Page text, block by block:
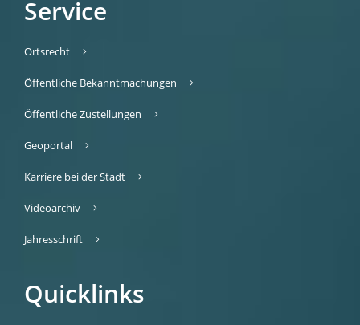
Service
Ortsrecht
Öffentliche Bekanntmachungen
Öffentliche Zustellungen
Geoportal
Karriere bei der Stadt
Videoarchiv
Jahresschrift
Quicklinks